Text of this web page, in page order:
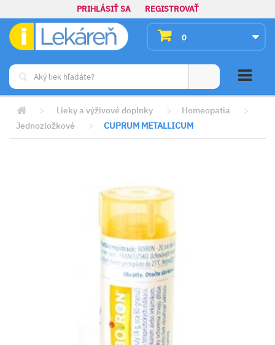
PRIHLÁSIŤ SA REGISTROVAŤ
0
> Lieky a výživové doplnky > Homeopatia
>
Jednozložkové
> CUPRUM METALLICUM